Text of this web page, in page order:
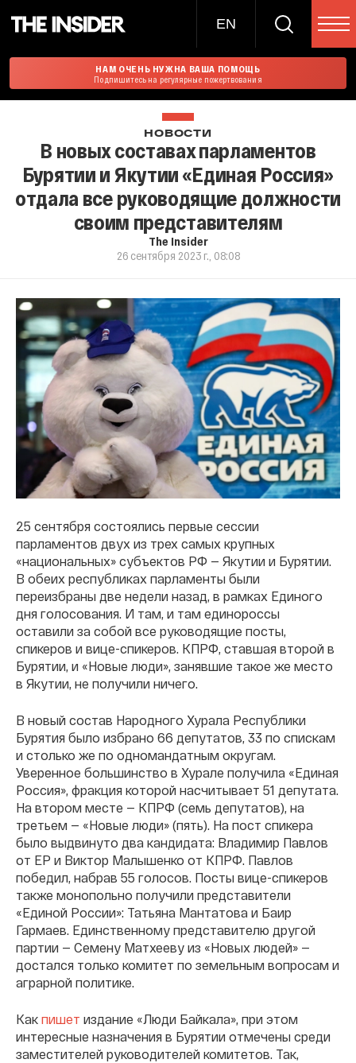
EN
НАМ ОЧЕНЬ НУЖНА ВАША ПОМОЩЬ
Подпишитесь на регулярные пожертвования
НОВОСТИ
В новых составах парламентов
Бурятии и Якутии «Единая Россия»
отдала все руководящие должности
своим представителям
The Insider
26 сентября 2023 г., 08:08
25 сентября состоялись первые сессии
парламентов двух из трех самых крупных
«национальных» субъектов РФ — Якутии и Бурятии.
В обеих республиках парламенты были
переизбраны две недели назад, в рамках Единого
дня голосования. И там, и там единороссы
оставили за собой все руководящие посты,
спикеров и вице-спикеров. КПРФ, ставшая второй в
Бурятии, и «Новые люди», занявшие такое же место
в Якутии, не получили ничего.
В новый состав Народного Хурала Республики
Бурятия было избрано 66 депутатов, 33 по спискам
и столько же по одномандатным округам.
Уверенное большинство в Хурале получила «Единая
Россия», фракция которой насчитывает 51 депутата.
На втором месте — КПРФ (семь депутатов), на
третьем — «Новые люди» (пять). На пост спикера
было выдвинуто два кандидата: Владимир Павлов
от ЕР и Виктор Малышенко от КПРФ. Павлов
победил, набрав 55 голосов. Посты вице-спикеров
также монопольно получили представители
«Единой России»: Татьяна Мантатова и Баир
Гармаев. Единственному представителю другой
партии — Семену Матхееву из «Новых людей» —
достался только комитет по земельным вопросам и
аграрной политике.
Как пишет издание «Люди Байкала», при этом
интересные назначения в Бурятии отмечены среди
заместителей руководителей комитетов. Так,